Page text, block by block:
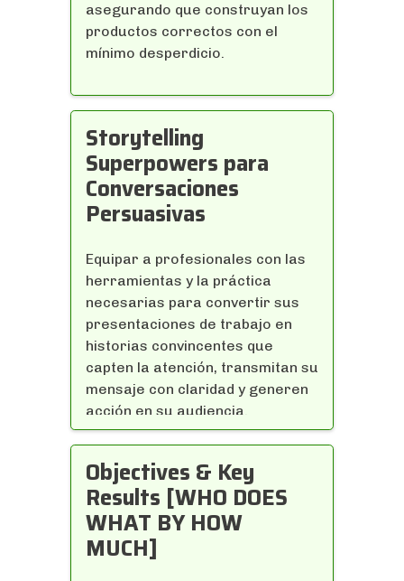
asegurando que construyan los
productos correctos con el
mínimo desperdicio.
Storytelling
Superpowers para
Conversaciones
Persuasivas
Equipar a profesionales con las
herramientas y la práctica
necesarias para convertir sus
presentaciones de trabajo en
historias convincentes que
capten la atención, transmitan su
mensaje con claridad y generen
acción en su audiencia.
Objectives & Key
Results [WHO DOES
WHAT BY HOW
MUCH]